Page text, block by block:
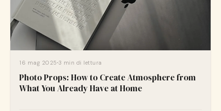
16 mag 2025 3 min di lettura
Photo Props: How to Create Atmosphere from
What You Already Have at Home